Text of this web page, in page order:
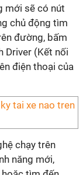
mới sẽ có nút
chủ động tìm
đường, bấm
Driver (Kết nối
điện thoại của
chạy trên
năng mới,